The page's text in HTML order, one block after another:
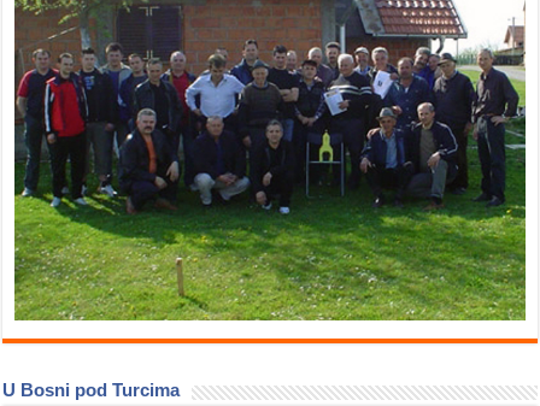
U Bosni pod Turcima